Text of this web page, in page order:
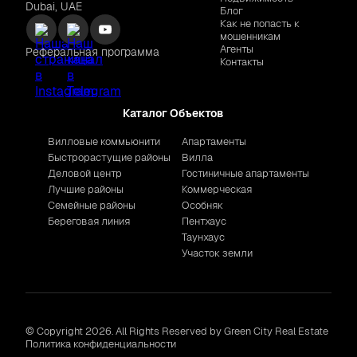
Dubai, UAE
Реферальная программа
Блог
Как не попасть к
мошенникам
Агенты
Контакты
Каталог Объектов
Вилловые коммьюнити
Быстрорастущие районы
Деловой центр
Лучшие районы
Семейные районы
Береговая линия
Апартаменты
Вилла
Гостиничные апартаменты
Коммерческая
Особняк
Пентхаус
Таунхаус
Участок земли
© Copyright 2026. All Rights Reserved by Green City Real Estate
Политика конфиденциальности